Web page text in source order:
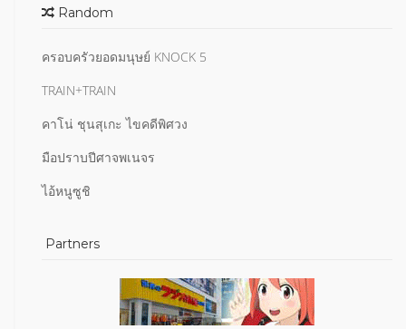
Random
ครอบครัวยอดมนุษย์ KNOCK 5
TRAIN+TRAIN
คาโน่ ชุนสุเกะ ไขคดีพิศวง
มือปราบปีศาจพเนจร
ไอ้หนูซูชิ
Partners